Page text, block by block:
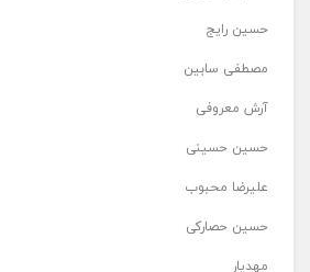
حسین رایج
مصطفی سابین
آرش معروفی
حسین حسینی
علیرضا محبوب
حسین حصارکی
مهدیار